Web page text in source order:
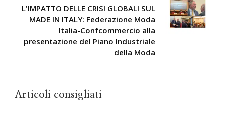
L'IMPATTO DELLE CRISI GLOBALI SUL
MADE IN ITALY: Federazione Moda
Italia-Confcommercio alla
presentazione del Piano Industriale
della Moda
Articoli consigliati